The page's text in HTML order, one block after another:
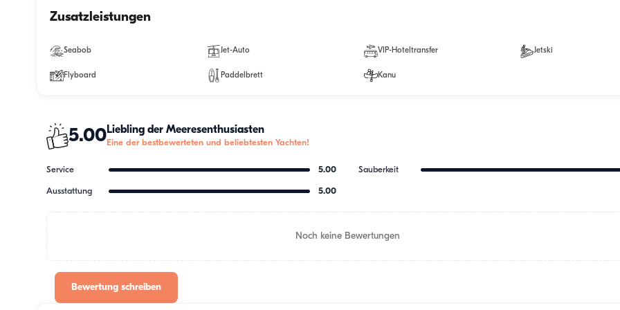
Zusatzleistungen
Seabob Jet-Auto VIP-Hoteltransfer Jetski
Flyboard Paddelbrett Kanu
5.00Liebling der Meeresenthusiasten
Eine der bestbewerteten und beliebtesten Yachten!
Service 5.00 Sauberkeit
Ausstattung 5.00
Noch keine Bewertungen
Bewertung schreiben